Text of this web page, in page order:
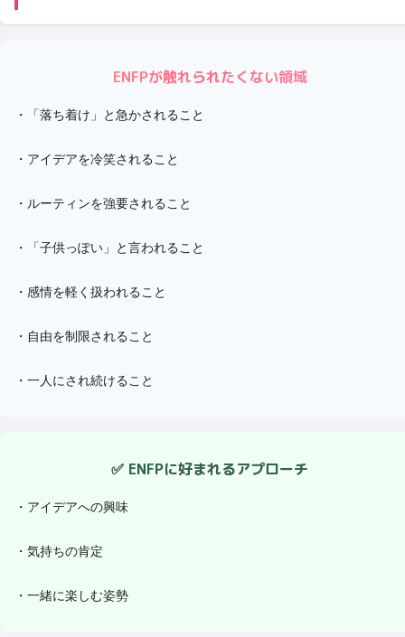
ENFPが触れられたくない領域
・ 「落ち着け」と急かされること
・ アイデアを冷笑されること
・ ルーティンを強要されること
・ 「子供っぽい」と言われること
・ 感情を軽く扱われること
・ 自由を制限されること
・ 一人にされ続けること
✅ ENFPに好まれるアプローチ
・ アイデアへの興味
・ 気持ちの肯定
・ 一緒に楽しむ姿勢